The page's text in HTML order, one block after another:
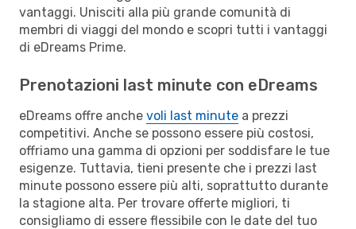
vantaggi. Unisciti alla più grande comunità di
membri di viaggi del mondo e scopri tutti i vantaggi
di eDreams Prime.
Prenotazioni last minute con eDreams
eDreams offre anche voli last minute a prezzi
competitivi. Anche se possono essere più costosi,
offriamo una gamma di opzioni per soddisfare le tue
esigenze. Tuttavia, tieni presente che i prezzi last
minute possono essere più alti, soprattutto durante
la stagione alta. Per trovare offerte migliori, ti
consigliamo di essere flessibile con le date del tuo